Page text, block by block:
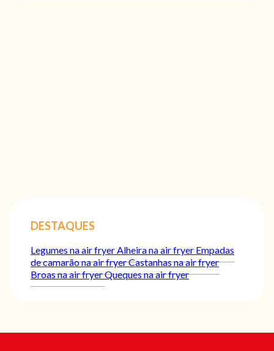
DESTAQUES
Legumes na air fryerAlheira na air fryer Empadas
de camarão na air fryerCastanhas na air fryer
Broas na air fryerQueques na air fryer